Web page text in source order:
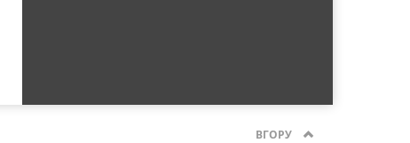
ВГОРУ